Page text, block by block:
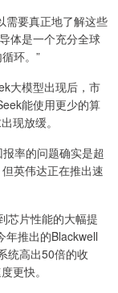
需要真正地了解这些
体是一个充分全球
环。”
大模型出现后，市
能使用更少的算
现放缓。
率的问题确实是超
英伟达正在推出速
芯片性能的大幅提
年推出的Blackwell
统高出50倍的收
更快。